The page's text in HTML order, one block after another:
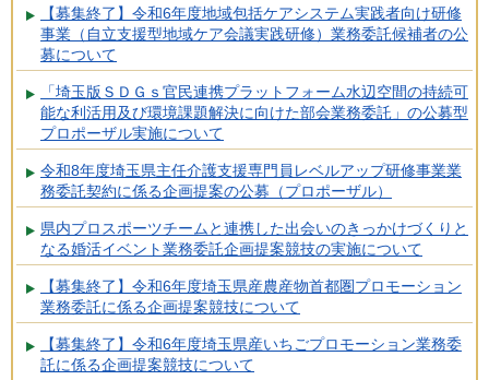
【募集終了】令和6年度地域包括ケアシステム実践者向け研修
事業（自立支援型地域ケア会議実践研修）業務委託候補者の公
募について
「埼玉版ＳＤＧｓ官民連携プラットフォーム水辺空間の持続可
能な利活用及び環境課題解決に向けた部会業務委託」の公募型
プロポーザル実施について
令和8年度埼玉県主任介護支援専門員レベルアップ研修事業業
務委託契約に係る企画提案の公募（プロポーザル）
県内プロスポーツチームと連携した出会いのきっかけづくりと
なる婚活イベント業務委託企画提案競技の実施について
【募集終了】令和6年度埼玉県産農産物首都圏プロモーション
業務委託に係る企画提案競技について
【募集終了】令和6年度埼玉県産いちごプロモーション業務委
託に係る企画提案競技について